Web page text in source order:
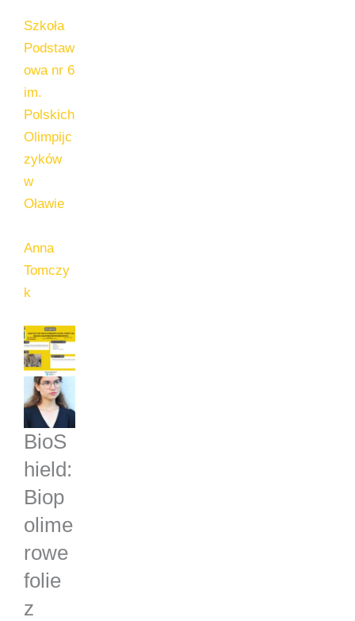
Szkoła
Podstaw
owa nr 6
im.
Polskich
Olimpijc
zyków
w
Oławie
Anna
Tomczy
k
BioS
hield:
Biop
olime
rowe
folie
z